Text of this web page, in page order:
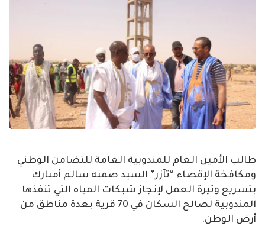
طالب الأمين العام للمندوبية العامة للتضامن الوطني
ومكافخة الإقصاء “تآزر” السيد صمبه سالم أمبارك
بتسريع وتيرة العمل لإنجاز شبكات المياه التي تنفذها
المندوبية لصالح السكان في 70 قرية بعدة مناطق من
أرض الوطن.